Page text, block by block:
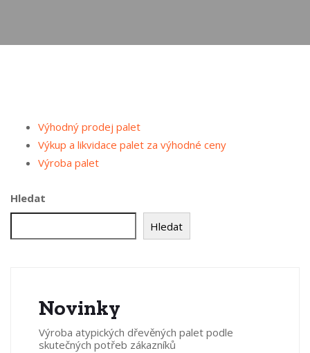
Výhodný prodej palet
Výkup a likvidace palet za výhodné ceny
Výroba palet
Hledat
Hledat
Novinky
Výroba atypických dřevěných palet podle
skutečných potřeb zákazníků